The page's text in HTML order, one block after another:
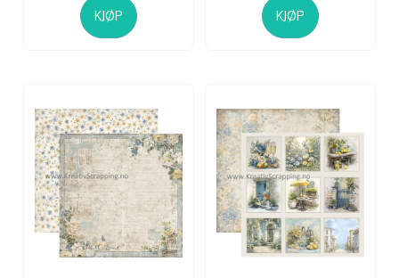
KJØP KJØP